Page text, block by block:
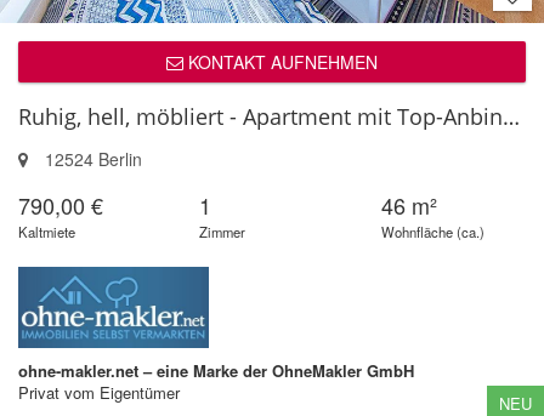
KONTAKT AUFNEHMEN
Ruhig, hell, möbliert - Apartment mit Top-Anbindung zwischen Adlershof ...
12524 Berlin
790,00 €
Kaltmiete
1
Zimmer
46 m²
Wohnfläche (ca.)
ohne-makler.net – eine Marke der OhneMakler GmbH
Privat vom Eigentümer
NEU